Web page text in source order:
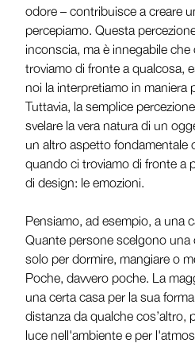
odore – contribuisce a creare
percepiamo. Questa
inconscia, ma è innegabile che
troviamo di fronte a qualcosa,
noi la interpretiamo in maniera
Tuttavia, la semplice
svelare la vera natura di un
un altro aspetto fondamentale
quando ci troviamo di fronte a
di design: le emozioni.
Pensiamo, ad esempio, a una
Quante persone scelgono una
solo per dormire, mangiare o
Poche, davvero poche. La
una certa casa per la sua
distanza da qualche cos’altro,
luce nell'ambiente e per